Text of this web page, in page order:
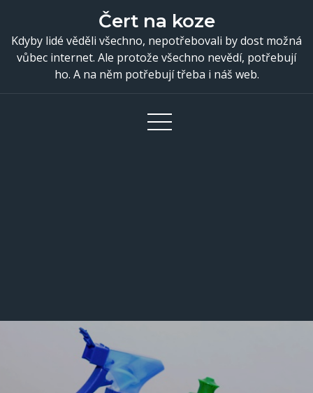
content
Čert na koze
Kdyby lidé věděli všechno, nepotřebovali by dost možná
vůbec internet. Ale protože všechno nevědí, potřebují
ho. A na něm potřebují třeba i náš web.